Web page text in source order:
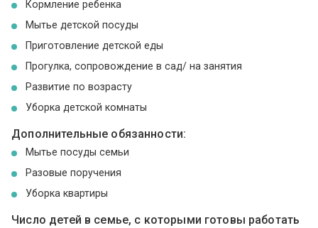
Кормление ребенка
Мытье детской посуды
Приготовление детской еды
Прогулка, сопровождение в сад/ на занятия
Развитие по возрасту
Уборка детской комнаты
Дополнительные обязанности:
Мытье посуды семьи
Разовые поручения
Уборка квартиры
Число детей в семье, с которыми готовы работать